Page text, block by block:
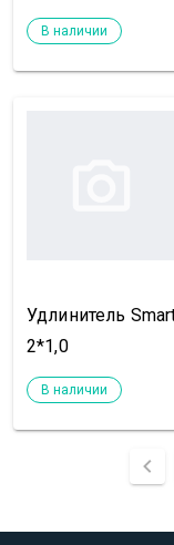
В наличии
Удлинитель
2*1,0
В наличии